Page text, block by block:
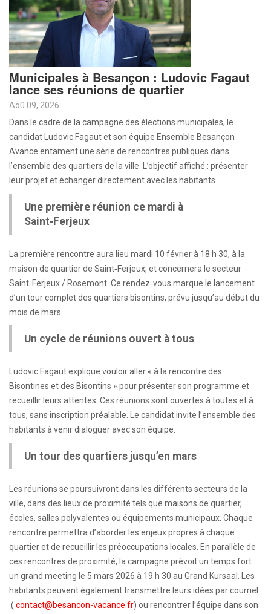
Municipales à Besançon : Ludovic Fagaut
lance ses réunions de quartier
Aoû 09, 2026
Dans le cadre de la campagne des élections municipales, le
candidat Ludovic Fagaut et son équipe Ensemble Besançon
Avance entament une série de rencontres publiques dans
l’ensemble des quartiers de la ville. L’objectif affiché : présenter
leur projet et échanger directement avec les habitants.
Une première réunion ce mardi à
Saint‑Ferjeux
La première rencontre aura lieu mardi 10 février à 18 h 30, à la
maison de quartier de Saint‑Ferjeux, et concernera le secteur
Saint‑Ferjeux / Rosemont. Ce rendez‑vous marque le lancement
d’un tour complet des quartiers bisontins, prévu jusqu’au début du
mois de mars.
Un cycle de réunions ouvert à tous
Ludovic Fagaut explique vouloir aller « à la rencontre des
Bisontines et des Bisontins » pour présenter son programme et
recueillir leurs attentes. Ces réunions sont ouvertes à toutes et à
tous, sans inscription préalable. Le candidat invite l’ensemble des
habitants à venir dialoguer avec son équipe.
Un tour des quartiers jusqu’en mars
Les réunions se poursuivront dans les différents secteurs de la
ville, dans des lieux de proximité tels que maisons de quartier,
écoles, salles polyvalentes ou équipements municipaux. Chaque
rencontre permettra d’aborder les enjeux propres à chaque
quartier et de recueillir les préoccupations locales. En parallèle de
ces rencontres de proximité, la campagne prévoit un temps fort :
un grand meeting le 5 mars 2026 à 19 h 30 au Grand Kursaal. Les
habitants peuvent également transmettre leurs idées par courriel
( contact@besancon-vacance.fr) ou rencontrer l’équipe dans son